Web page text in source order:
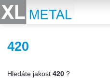
420
Hledáte jakost 420 ?